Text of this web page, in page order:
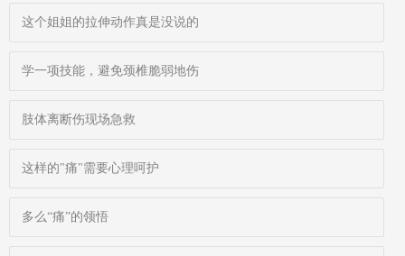
这个姐姐的拉伸动作真是没说的
学一项技能，避免颈椎脆弱地伤
肢体离断伤现场急救
这样的"痛"需要心理呵护
多么“痛”的领悟